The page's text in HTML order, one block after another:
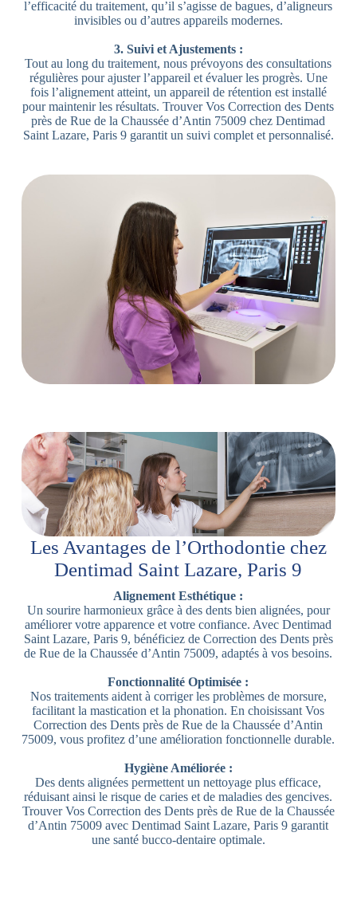
l’efficacité du traitement, qu’il s’agisse de bagues, d’aligneurs
invisibles ou d’autres appareils modernes.
3. Suivi et Ajustements :
Tout au long du traitement, nous prévoyons des consultations
régulières pour ajuster l’appareil et évaluer les progrès. Une
fois l’alignement atteint, un appareil de rétention est installé
pour maintenir les résultats. Trouver Vos Correction des Dents
près de Rue de la Chaussée d’Antin 75009 chez Dentimad
Saint Lazare, Paris 9 garantit un suivi complet et personnalisé.
Les Avantages de l’Orthodontie chez
Dentimad Saint Lazare, Paris 9
Alignement Esthétique :
Un sourire harmonieux grâce à des dents bien alignées, pour
améliorer votre apparence et votre confiance. Avec Dentimad
Saint Lazare, Paris 9, bénéficiez de Correction des Dents près
de Rue de la Chaussée d’Antin 75009, adaptés à vos besoins.
Fonctionnalité Optimisée :
Nos traitements aident à corriger les problèmes de morsure,
facilitant la mastication et la phonation. En choisissant Vos
Correction des Dents près de Rue de la Chaussée d’Antin
75009, vous profitez d’une amélioration fonctionnelle durable.
Hygiène Améliorée :
Des dents alignées permettent un nettoyage plus efficace,
réduisant ainsi le risque de caries et de maladies des gencives.
Trouver Vos Correction des Dents près de Rue de la Chaussée
d’Antin 75009 avec Dentimad Saint Lazare, Paris 9 garantit
une santé bucco-dentaire optimale.